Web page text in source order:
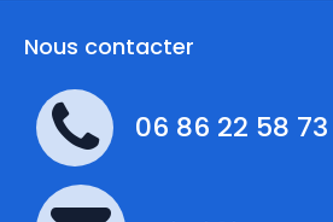
Nous contacter
06 86 22 58 73